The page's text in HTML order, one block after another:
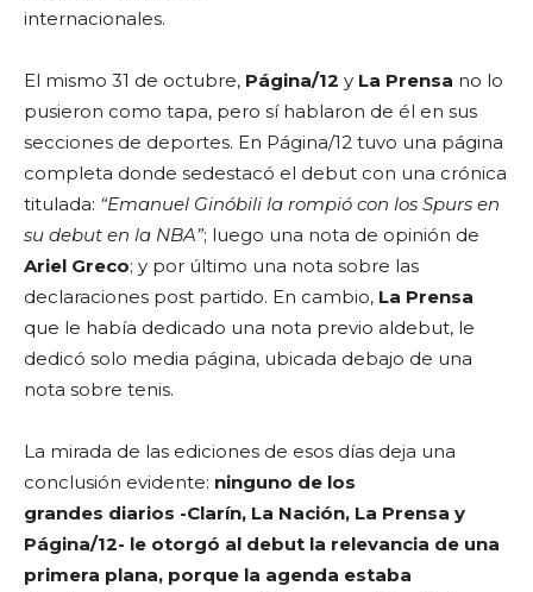
internacionales.
El mismo 31 de octubre, Página/12 y La Prensa no lo
pusieron como tapa, pero sí hablaron de él en sus
secciones de deportes. En Página/12 tuvo una página
completa donde sedestacó el debut con una crónica
titulada: “Emanuel Ginóbili la rompió con los Spurs en
su debut en la NBA”; luego una nota de opinión de
Ariel Greco; y por último una nota sobre las
declaraciones post partido. En cambio, La Prensa
que le había dedicado una nota previo aldebut, le
dedicó solo media página, ubicada debajo de una
nota sobre tenis.
La mirada de las ediciones de esos días deja una
conclusión evidente: ninguno de los
grandes diarios -Clarín, La Nación, La Prensa y
Página/12- le otorgó al debut la relevancia de una
primera plana, porque la agenda estaba